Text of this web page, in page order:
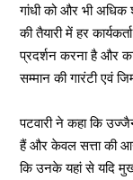
गांधी को और भी अधिक
की तैयारी में हर
प्रदर्शन करना है और
सम्मान की गारंटी एवं
पटवारी ने कहा कि
हैं और केवल सत्ता की
कि उनके यहां से यदि